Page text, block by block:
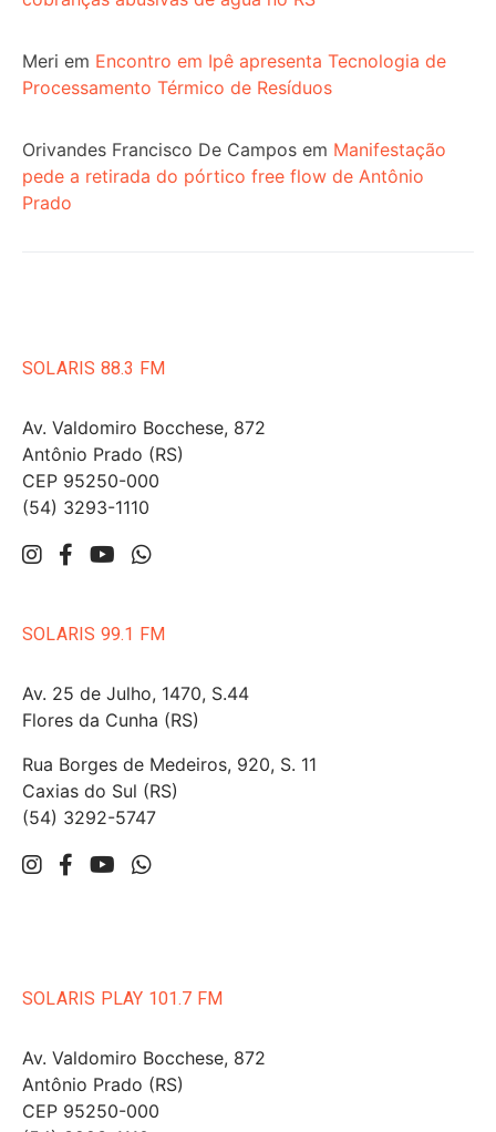
Meri em Encontro em Ipê apresenta Tecnologia de
Processamento Térmico de Resíduos
Orivandes Francisco De Campos em Manifestação
pede a retirada do pórtico free flow de Antônio
Prado
SOLARIS 88.3 FM
Av. Valdomiro Bocchese, 872
Antônio Prado (RS)
CEP 95250-000
(54) 3293-1110
SOLARIS 99.1 FM
Av. 25 de Julho, 1470, S.44
Flores da Cunha (RS)
Rua Borges de Medeiros, 920, S. 11
Caxias do Sul (RS)
(54) 3292-5747
SOLARIS PLAY 101.7 FM
Av. Valdomiro Bocchese, 872
Antônio Prado (RS)
CEP 95250-000